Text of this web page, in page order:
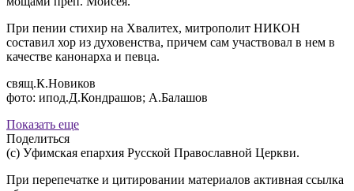
При пении стихир на Хвалитех, митрополит НИКОН
составил хор из духовенства, причем сам участвовал в нем в
качестве канонарха и певца.
свящ.К.Новиков
фото: ипод.Д.Кондрашов; А.Балашов
Показать еще
Поделиться
(с) Уфимская епархия Русской Православной Церкви.
При перепечатке и цитировании материалов активная ссылка